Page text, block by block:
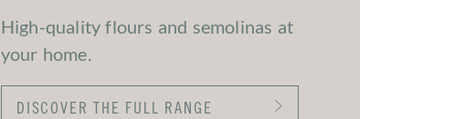
High-quality flours and semolinas at
your home.
DISCOVER THE FULL RANGE